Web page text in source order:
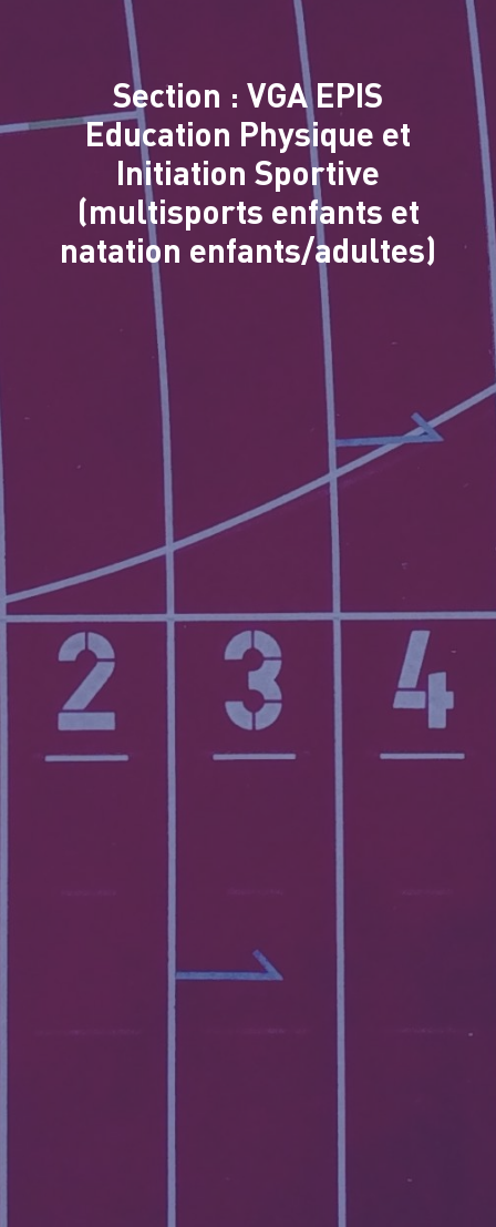
Section : VGA EPIS
Education Physique et
Initiation Sportive
(multisports enfants et
natation enfants/adultes)